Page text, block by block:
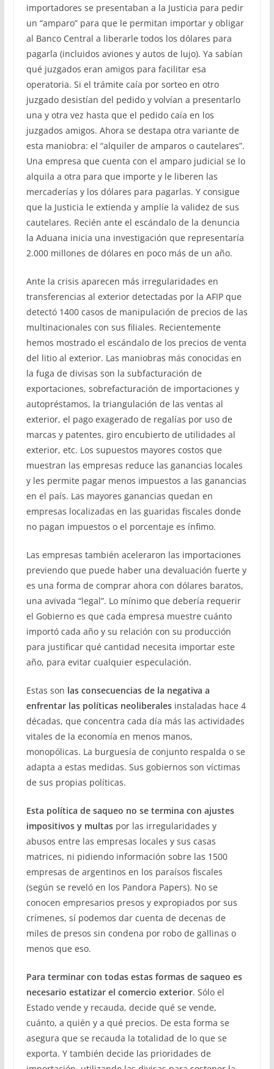
importadores se presentaban a la Justicia para pedir
un “amparo” para que le permitan importar y obligar
al Banco Central a liberarle todos los dólares para
pagarla (incluidos aviones y autos de lujo). Ya sabían
qué juzgados eran amigos para facilitar esa
operatoria. Si el trámite caía por sorteo en otro
juzgado desistían del pedido y volvían a presentarlo
una y otra vez hasta que el pedido caía en los
juzgados amigos. Ahora se destapa otra variante de
esta maniobra: el “alquiler de amparos o cautelares”.
Una empresa que cuenta con el amparo judicial se lo
alquila a otra para que importe y le liberen las
mercaderías y los dólares para pagarlas. Y consigue
que la Justicia le extienda y amplíe la validez de sus
cautelares. Recién ante el escándalo de la denuncia
la Aduana inicia una investigación que representaría
2.000 millones de dólares en poco más de un año.
Ante la crisis aparecen más irregularidades en
transferencias al exterior detectadas por la AFIP que
detectó 1400 casos de manipulación de precios de las
multinacionales con sus filiales. Recientemente
hemos mostrado el escándalo de los precios de venta
del litio al exterior. Las maniobras más conocidas en
la fuga de divisas son la subfacturación de
exportaciones, sobrefacturación de importaciones y
autopréstamos, la triangulación de las ventas al
exterior, el pago exagerado de regalías por uso de
marcas y patentes, giro encubierto de utilidades al
exterior, etc. Los supuestos mayores costos que
muestran las empresas reduce las ganancias locales
y les permite pagar menos impuestos a las ganancias
en el país. Las mayores ganancias quedan en
empresas localizadas en las guaridas fiscales donde
no pagan impuestos o el porcentaje es ínfimo.
Las empresas también aceleraron las importaciones
previendo que puede haber una devaluación fuerte y
es una forma de comprar ahora con dólares baratos,
una avivada “legal”. Lo mínimo que debería requerir
el Gobierno es que cada empresa muestre cuánto
importó cada año y su relación con su producción
para justificar qué cantidad necesita importar este
año, para evitar cualquier especulación.
Estas son las consecuencias de la negativa a
enfrentar las políticas neoliberalesinstaladas hace 4
décadas, que concentra cada día más las actividades
vitales de la economía en menos manos,
monopólicas. La burguesía de conjunto respalda o se
adapta a estas medidas. Sus gobiernos son víctimas
de sus propias políticas.
Esta política de saqueo no se termina con ajustes
impositivos y multaspor las irregularidades y
abusos entre las empresas locales y sus casas
matrices, ni pidiendo información sobre las 1500
empresas de argentinos en los paraísos fiscales
(según se reveló en los Pandora Papers). No se
conocen empresarios presos y expropiados por sus
crímenes, sí podemos dar cuenta de decenas de
miles de presos sin condena por robo de gallinas o
menos que eso.
Para terminar con todas estas formas de saqueo es
necesario estatizar el comercio exterior. Sólo el
Estado vende y recauda, decide qué se vende,
cuánto, a quién y a qué precios. De esta forma se
asegura que se recauda la totalidad de lo que se
exporta. Y también decide las prioridades de